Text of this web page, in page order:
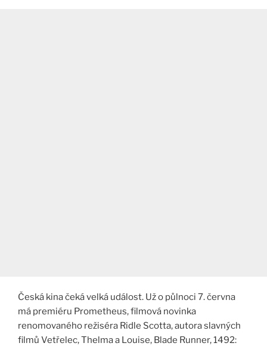
Česká kina čeká velká událost. Už o půlnoci 7. června
má premiéru Prometheus, filmová novinka
renomovaného režiséra Ridle Scotta, autora slavných
filmů Vetřelec, Thelma a Louise, Blade Runner, 1492: